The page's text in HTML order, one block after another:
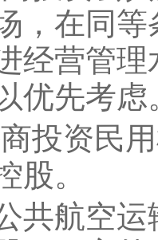
，在同等
经营管理
优先考虑
投资民
股。
航空运